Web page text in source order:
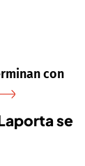
con
se